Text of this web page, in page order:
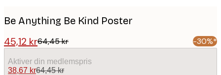
Be Anything Be Kind Poster
45,12 kr64,45 kr -30%*
Aktiver din medlemspris
38,67 kr64,45 kr